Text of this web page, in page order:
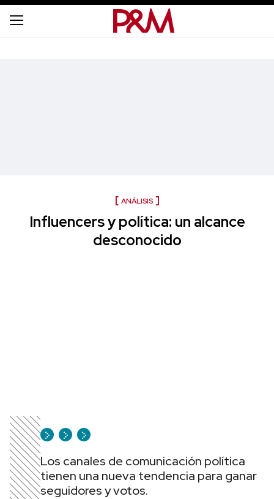
ANÁLISIS
Influencers y política: un alcance
desconocido
Los canales de comunicación política
tienen una nueva tendencia para ganar
seguidores y votos.